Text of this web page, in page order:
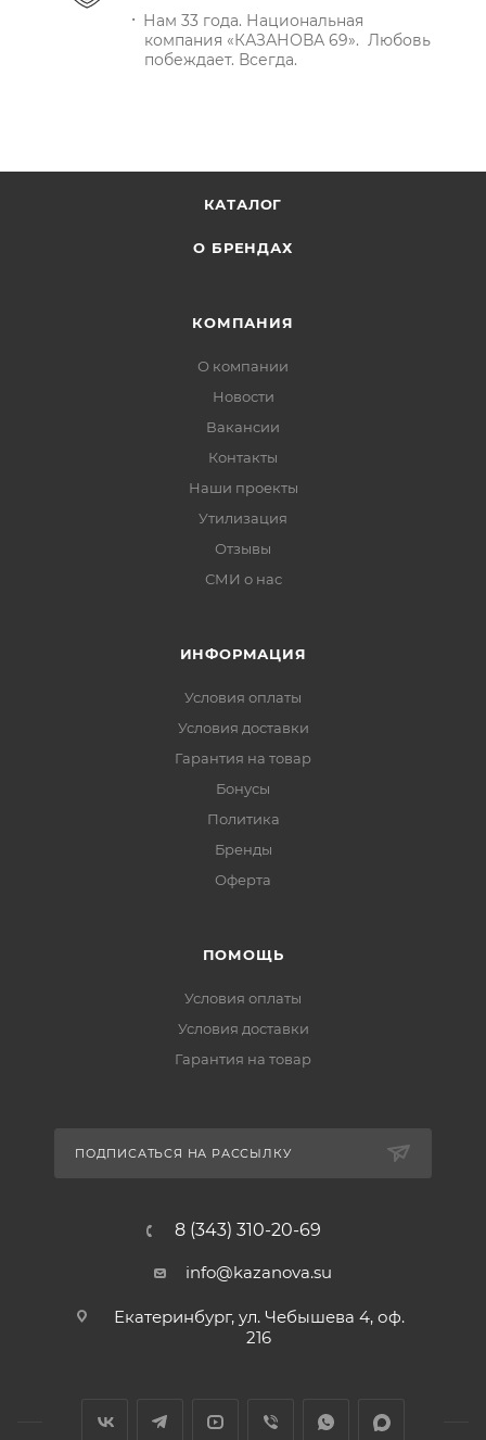
Нам 33 года. Национальная
компания «КАЗАНОВА 69». Любовь
побеждает. Всегда.
КАТАЛОГ
О БРЕНДАХ
КОМПАНИЯ
О компании
Новости
Вакансии
Контакты
Наши проекты
Утилизация
Отзывы
СМИ о нас
ИНФОРМАЦИЯ
Условия оплаты
Условия доставки
Гарантия на товар
Бонусы
Политика
Бренды
Оферта
ПОМОЩЬ
Условия оплаты
Условия доставки
Гарантия на товар
ПОДПИСАТЬСЯ НА РАССЫЛКУ
8 (343) 310-20-69
info@kazanova.su
Екатеринбург, ул. Чебышева 4, оф.
216